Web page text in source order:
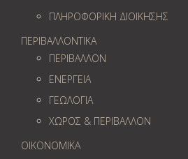
ΠΛΗΡΟΦΟΡΙΚΗ ΔΙΟΙΚΗΣΗΣ
ΠΕΡΙΒΑΛΛΟΝΤΙΚΑ
ΠΕΡΙΒΑΛΛΟΝ
ΕΝΕΡΓΕΙΑ
ΓΕΩΛOΓΙΑ
ΧΩΡΟΣ & ΠΕΡΙΒΑΛΛΟΝ
ΟΙΚΟΝΟΜΙΚΑ